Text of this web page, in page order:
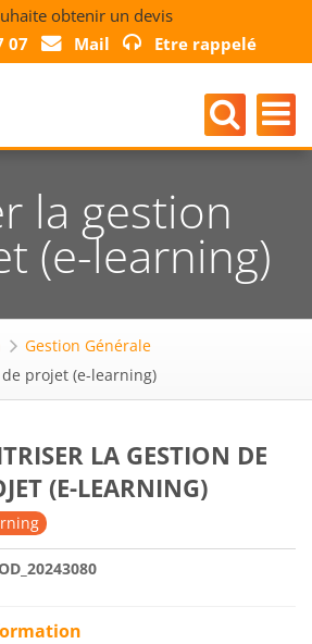
obtenir un devis
07
Mail Etre rappelé
la gestion
(e-learning)
Gestion Générale
projet (e-learning)
LA GESTION DE
(E-LEARNING)